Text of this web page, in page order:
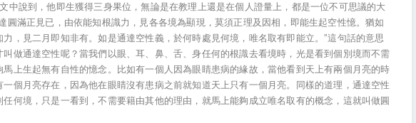
中說到，他即生獲得三身果位，無論是在教理上還是在個人證量上，都是一位不可思議的大
圓滿正見已，由依能知根識力，見各各境為顯現，莫須正理及因相，即能生起空性憶。猶如
，見二月即知非有。如是通達空性義，於何時處見何境，唯名取有即能立。”這句話的意思
做通達空性呢？當我們以眼、耳、鼻、舌、身任何的根識去看境時，光是看到個別境而不需
上生起無有自性的憶念。比如有一個人因為眼睛患病的緣故，當他看到天上有兩個月亮的時
個月亮存在，因為他在眼睛沒有患病之前就知道天上只有一個月亮。同樣的道理，通達空性
何境，只是一看到，不需要籍由其他的理由，就馬上能夠成立唯名取有的概念，這就叫做圓